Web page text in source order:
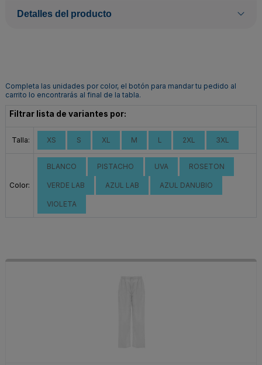
Detalles del producto
Completa las unidades por color, el botón para mandar tu pedido al
carrito lo encontrarás al final de la tabla.
Filtrar lista de variantes por:
Talla: XS S XL M L 2XL 3XL
Color:
BLANCO PISTACHO UVA ROSETON
VERDE LAB AZUL LAB AZUL DANUBIO
VIOLETA